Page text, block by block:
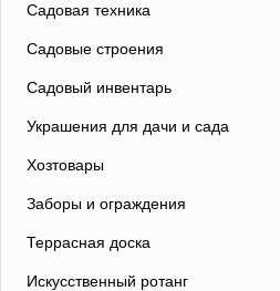
Садовая техника
Садовые строения
Садовый инвентарь
Украшения для дачи и сада
Хозтовары
Заборы и ограждения
Террасная доска
Искусственный ротанг